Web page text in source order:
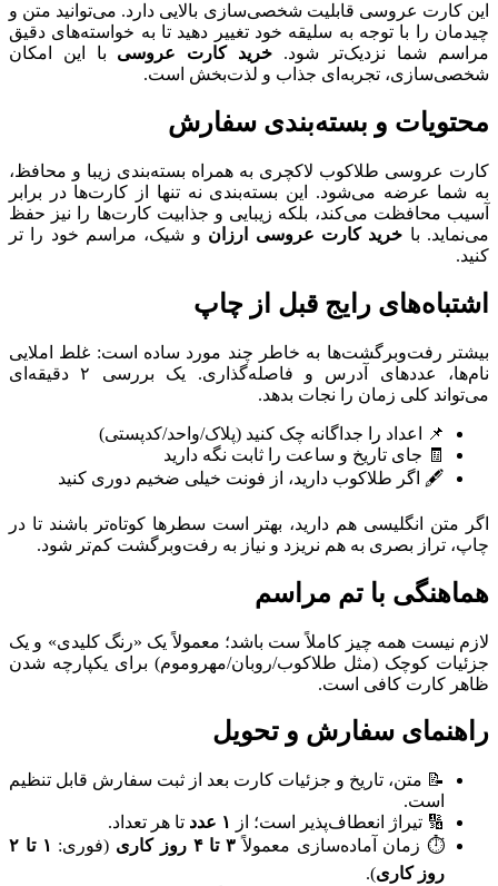
این کارت عروسی قابلیت شخصی‌سازی بالایی دارد. می‌توانید متن و
چیدمان را با توجه به سلیقه خود تغییر دهید تا به خواسته‌های دقیق
مراسم شما نزدیک‌تر شود.خرید کارت عروسی با این امکان
شخصی‌سازی، تجربه‌ای جذاب و لذت‌بخش است.
محتویات و بسته‌بندی سفارش
کارت عروسی طلاکوب لاکچری به همراه بسته‌بندی زیبا و محافظ،
به شما عرضه می‌شود. این بسته‌بندی نه تنها از کارت‌ها در برابر
آسیب محافظت می‌کند، بلکه زیبایی و جذابیت کارت‌ها را نیز حفظ
می‌نماید. با خرید کارت عروسی ارزان و شیک، مراسم خود را ‌تر
کنید.
اشتباه‌های رایج قبل از چاپ
بیشتر رفت‌وبرگشت‌ها به خاطر چند مورد ساده است: غلط املایی
نام‌ها، عددهای آدرس و فاصله‌گذاری. یک بررسی ۲ دقیقه‌ای
می‌تواند کلی زمان را نجات بدهد.
📌 اعداد را جداگانه چک کنید (پلاک/واحد/کدپستی)
🧾 جای تاریخ و ساعت را ثابت نگه دارید
🖋️ اگر طلاکوب دارید، از فونت خیلی ضخیم دوری کنید
اگر متن انگلیسی هم دارید، بهتر است سطرها کوتاه‌تر باشند تا در
چاپ، تراز بصری به هم نریزد و نیاز به رفت‌وبرگشت کم‌تر شود.
هماهنگی با تم مراسم
لازم نیست همه چیز کاملاً ست باشد؛ معمولاً یک «رنگ کلیدی» و یک
جزئیات کوچک (مثل طلاکوب/روبان/مهروموم) برای یکپارچه شدن
ظاهر کارت کافی است.
راهنمای سفارش و تحویل
📝 متن، تاریخ و جزئیات کارت بعد از ثبت سفارش قابل تنظیم
است.
🔢 تیراژ انعطاف‌پذیر است؛ از ۱ عدد
تا هر تعداد.
⏱ زمان آماده‌سازی معمولاً ۳ تا ۴ روز کاری (فوری:
۱ تا ۲
روز کاری).